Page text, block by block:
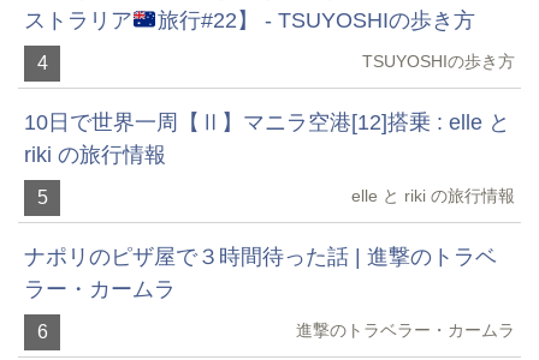
ストラリア
旅行#22】 - TSUYOSHIの歩き方
4 TSUYOSHIの歩き方
10日で世界一周【Ⅱ】マニラ空港[12]搭乗 : elle と
riki の旅行情報
5 elle と riki の旅行情報
ナポリのピザ屋で３時間待った話 | 進撃のトラベ
ラー・カームラ
6 進撃のトラベラー・カームラ